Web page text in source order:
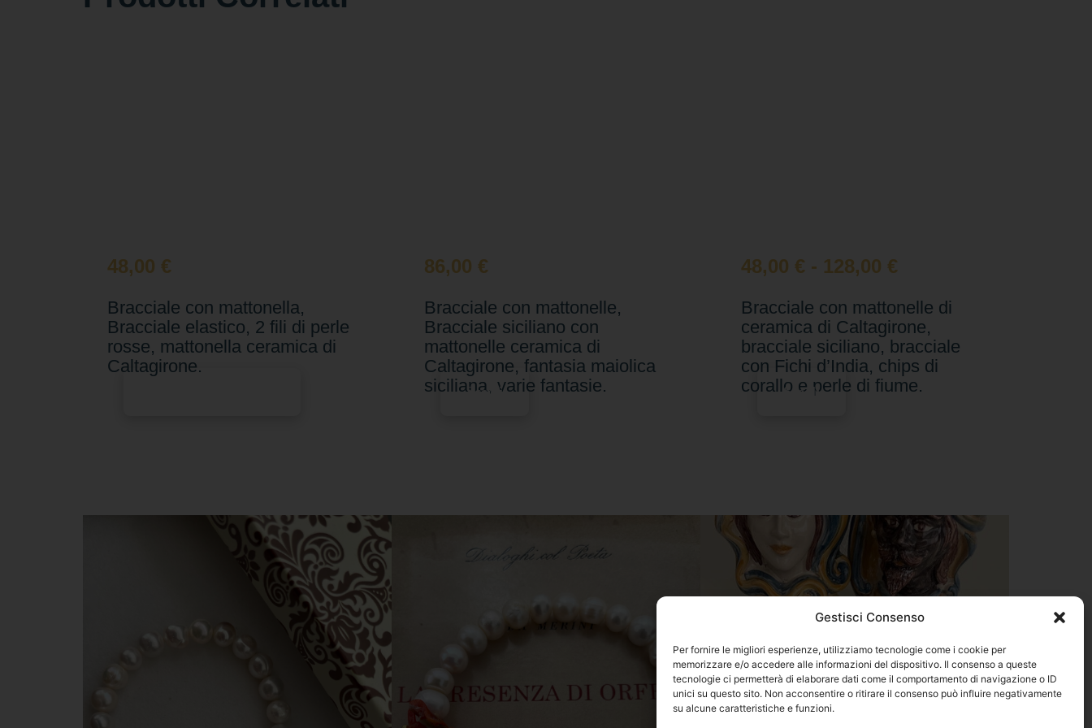
Gestisci Consenso
Per fornire le migliori esperienze, utilizziamo tecnologie come i cookie per
memorizzare e/o accedere alle informazioni del dispositivo. Il consenso a queste
tecnologie ci permetterà di elaborare dati come il comportamento di navigazione o ID
unici su questo sito. Non acconsentire o ritirare il consenso può influire negativamente
su alcune caratteristiche e funzioni.
48,00 €
Bracciale con mattonella,
Bracciale elastico, 2 fili di perle
rosse, mattonella ceramica di
Caltagirone.
86,00 €
Bracciale con mattonelle,
Bracciale siciliano con
mattonelle ceramica di
Caltagirone, fantasia maiolica
siciliana, varie fantasie.
Scegli
48,00 € - 128,00 €
Bracciale con mattonelle di
ceramica di Caltagirone,
bracciale siciliano, bracciale
con Fichi d’India, chips di
corallo e perle di fiume.
Scegli